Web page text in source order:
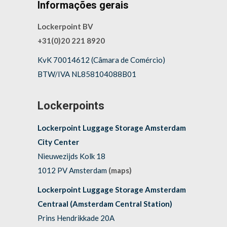
Informações gerais
Lockerpoint BV
+31(0)20 221 8920
KvK 70014612 (Câmara de Comércio)
BTW/IVA NL858104088B01
Lockerpoints
Lockerpoint Luggage Storage Amsterdam
City Center
Nieuwezijds Kolk 18
1012 PV Amsterdam (maps)
Lockerpoint Luggage Storage Amsterdam
Centraal (Amsterdam Central Station)
Prins Hendrikkade 20A